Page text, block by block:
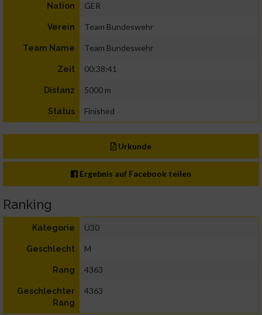
Nation GER
Verein Team Bundeswehr
Team Name Team Bundeswehr
Zeit 00:38:41
Distanz 5000 m
Status Finished
Urkunde
Ergebnis auf Facebook teilen
Ranking
Kategorie Ü30
Geschlecht M
Rang 4363
Geschlechter
Rang
4363